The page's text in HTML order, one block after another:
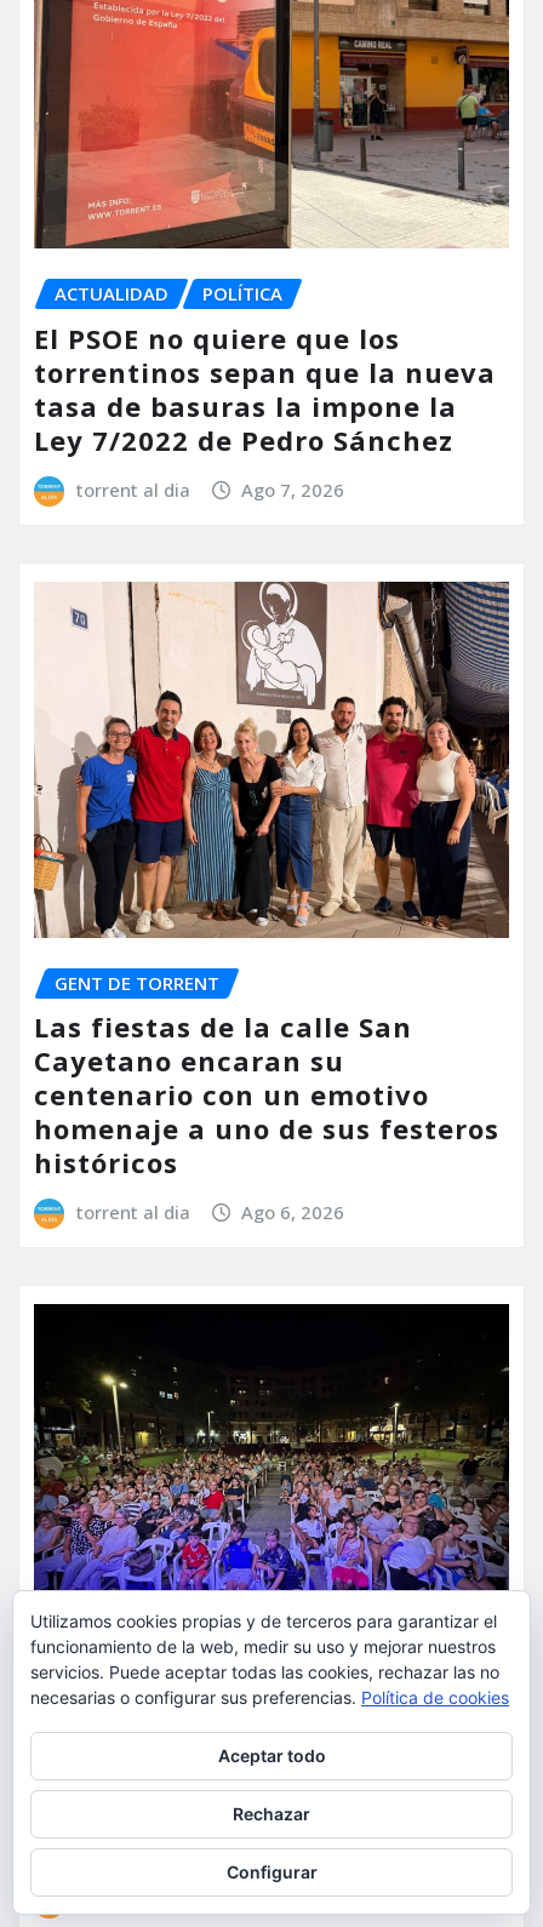
ACTUALIDAD POLÍTICA
El PSOE no quiere que los
torrentinos sepan que la nueva
tasa de basuras la impone la
Ley 7/2022 de Pedro Sánchez
torrent al dia Ago 7, 2026
GENT DE TORRENT
Las fiestas de la calle San
Cayetano encaran su
centenario con un emotivo
homenaje a uno de sus festeros
históricos
torrent al dia Ago 6, 2026
ACTUALIDAD CULTURA FIESTAS OCIO
Tributos, copla, magia y tres
sesiones de cine marcará el
segundo fin de semana de ‘A la
Lluna de Torrent’
torrent al dia Ago 6, 2026
Utilizamos cookies propias y de terceros para garantizar el
funcionamiento de la web, medir su uso y mejorar nuestros
servicios. Puede aceptar todas las cookies, rechazar las no
necesarias o configurar sus preferencias. Política de cookies
Aceptar todo
Rechazar
Configurar
Para obtener más información, incluido cómo gestionar las cookies,